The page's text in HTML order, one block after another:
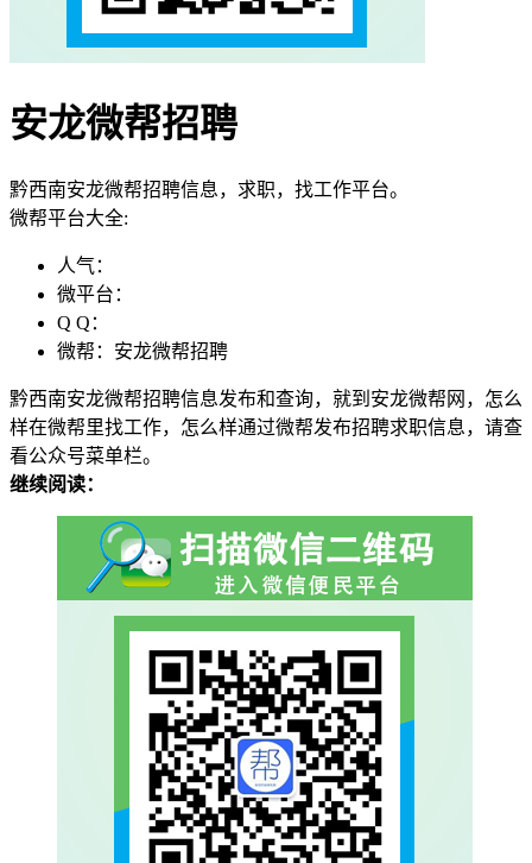
安龙微帮招聘
黔西南安龙微帮招聘信息，求职，找工作平台。
微帮平台大全:
人气：
微平台：
Q Q：
微帮：安龙微帮招聘
黔西南安龙微帮招聘信息发布和查询，就到安龙微帮网，怎么
样在微帮里找工作，怎么样通过微帮发布招聘求职信息，请查
看公众号菜单栏。
继续阅读：